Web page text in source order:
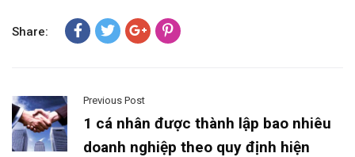
Share:
Previous Post
1 cá nhân được thành lập bao nhiêu
doanh nghiệp theo quy định hiện